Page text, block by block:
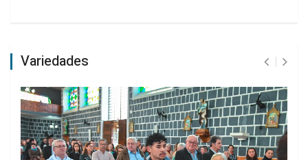
Variedades